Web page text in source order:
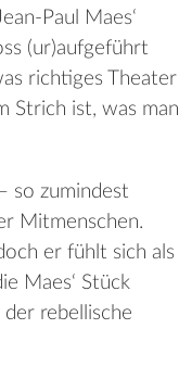
Paul Maes‘
(ur)aufgeführt
richtiges Theater
Strich ist, was man
so zumindest
Mitmenschen.
er fühlt sich als
Maes‘ Stück
rebellische